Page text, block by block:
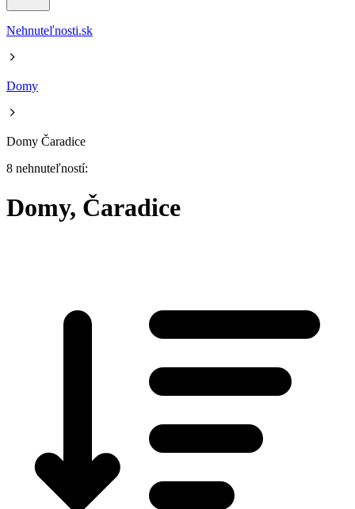
Nehnuteľnosti.sk
Domy
Domy Čaradice
8 nehnuteľností:
Domy, Čaradice